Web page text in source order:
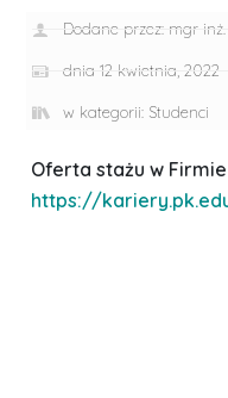
Dodane przez: mgr
dnia 12 kwietnia, 2022
w kategorii: Studenci
Oferta stażu w
https://